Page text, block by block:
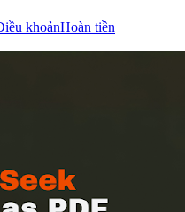
khoảnHoàn tiền